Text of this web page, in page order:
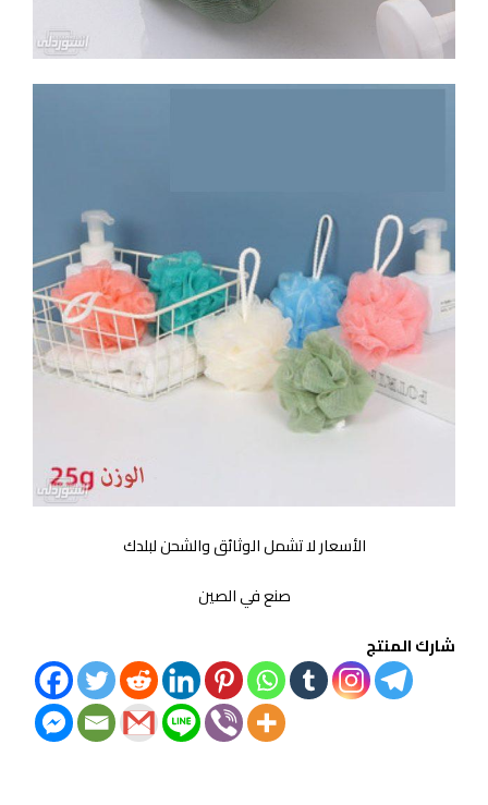
الأسعار لا تشمل الوثائق والشحن لبلدك
صنع في الصين
شارك المنتج